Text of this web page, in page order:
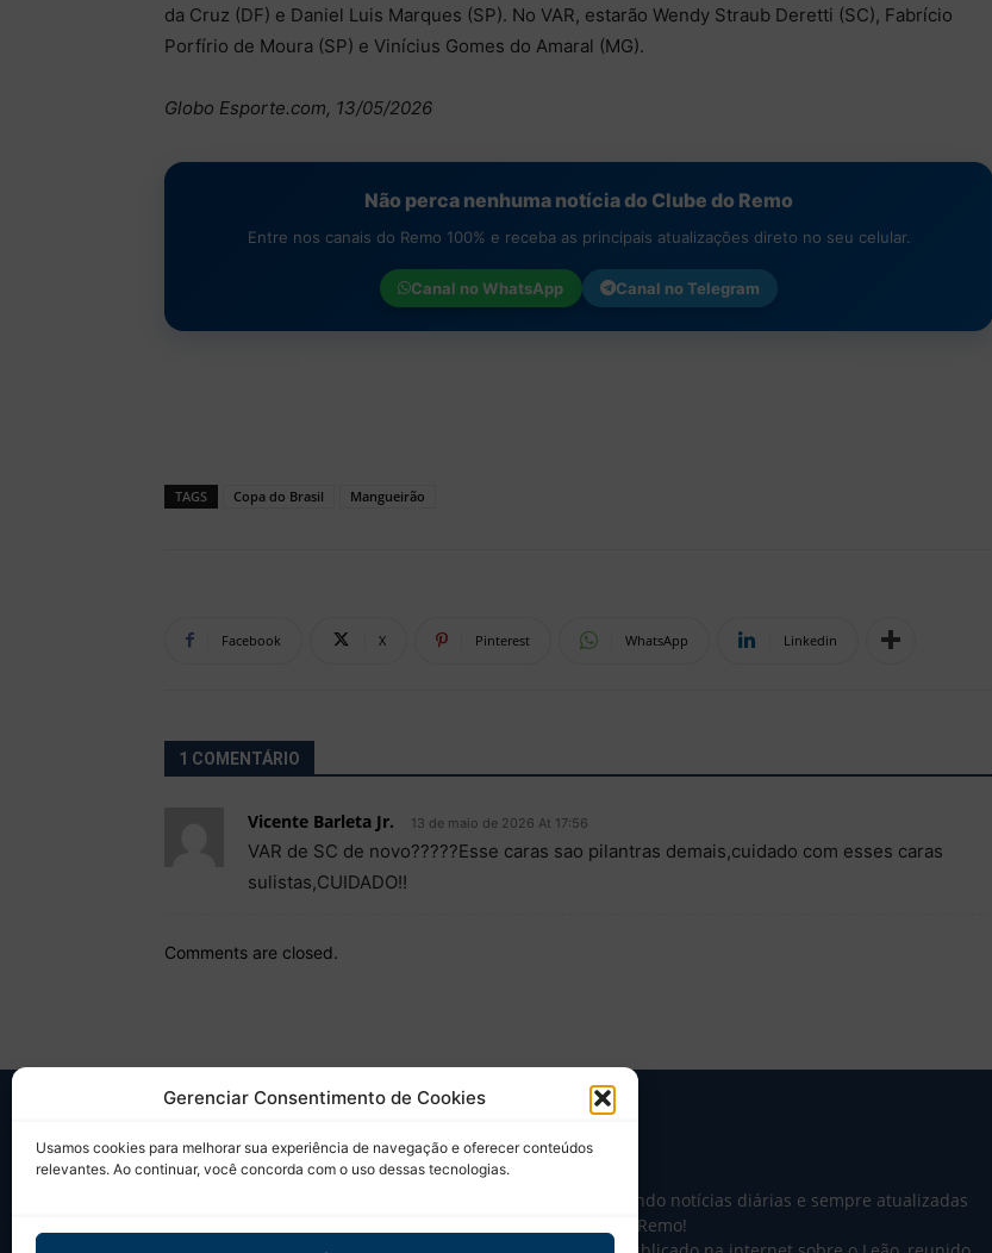
Gerenciar Consentimento de Cookies
Usamos cookies para melhorar sua experiência de navegação e oferecer conteúdos
relevantes. Ao continuar, você concorda com o uso dessas tecnologias.
da Cruz (DF) e Daniel Luis Marques (SP). No VAR, estarão Wendy Straub Deretti (SC), Fabrício
Porfírio de Moura (SP) e Vinícius Gomes do Amaral (MG).
Globo Esporte.com, 13/05/2026
Não perca nenhuma notícia do Clube do Remo
Entre nos canais do Remo 100% e receba as principais atualizações direto no seu celular.
Canal noWhatsApp Canal noTelegram
TAGS Copa do Brasil Mangueirão
Facebook X Pinterest WhatsApp Linkedin
1 COMENTÁRIO
Vicente Barleta Jr. 13 de maio de 2026 At 17:56
VAR de SC de novo?????Esse caras sao pilantras demais,cuidado com esses caras
sulistas,CUIDADO!!
Comments are closed.
SOBRE NÓS
Desde 2004 trazendo notícias diárias e sempre atualizadas
sobre o Clube do Remo!